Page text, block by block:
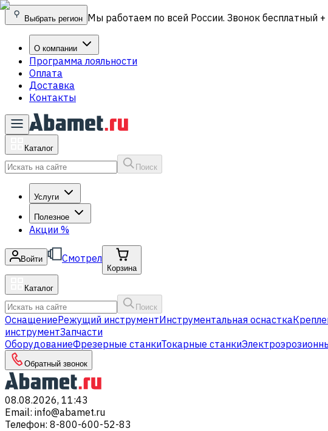
Выбрать регион Мы работаем по всей России. Звонок бесплатный
О компании
Программа лояльности
Оплата
Доставка
Контакты
Каталог
Поиск
Услуги
Полезное
Акции %
Войти Смотрел
Корзина
Каталог
Поиск
ОснащениеРежущий инструментИнструментальная оснастка
инструментЗапчасти
ОборудованиеФрезерные станкиТокарные станки
Обратный звонок
08.08.2026, 11:43
Email: info@abamet.ru
Телефон: 8-800-600-52-83